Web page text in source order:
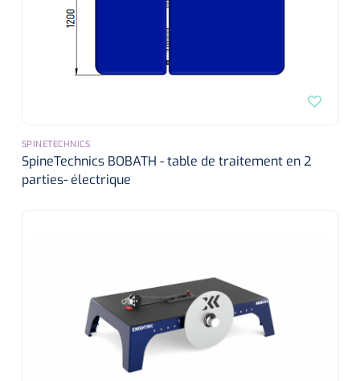
SPINETECHNICS
SpineTechnics BOBATH - table de traitement en 2
parties- électrique